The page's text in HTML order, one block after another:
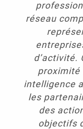
réseau
d’activité.
proximité
intelligence
les
des
objectifs